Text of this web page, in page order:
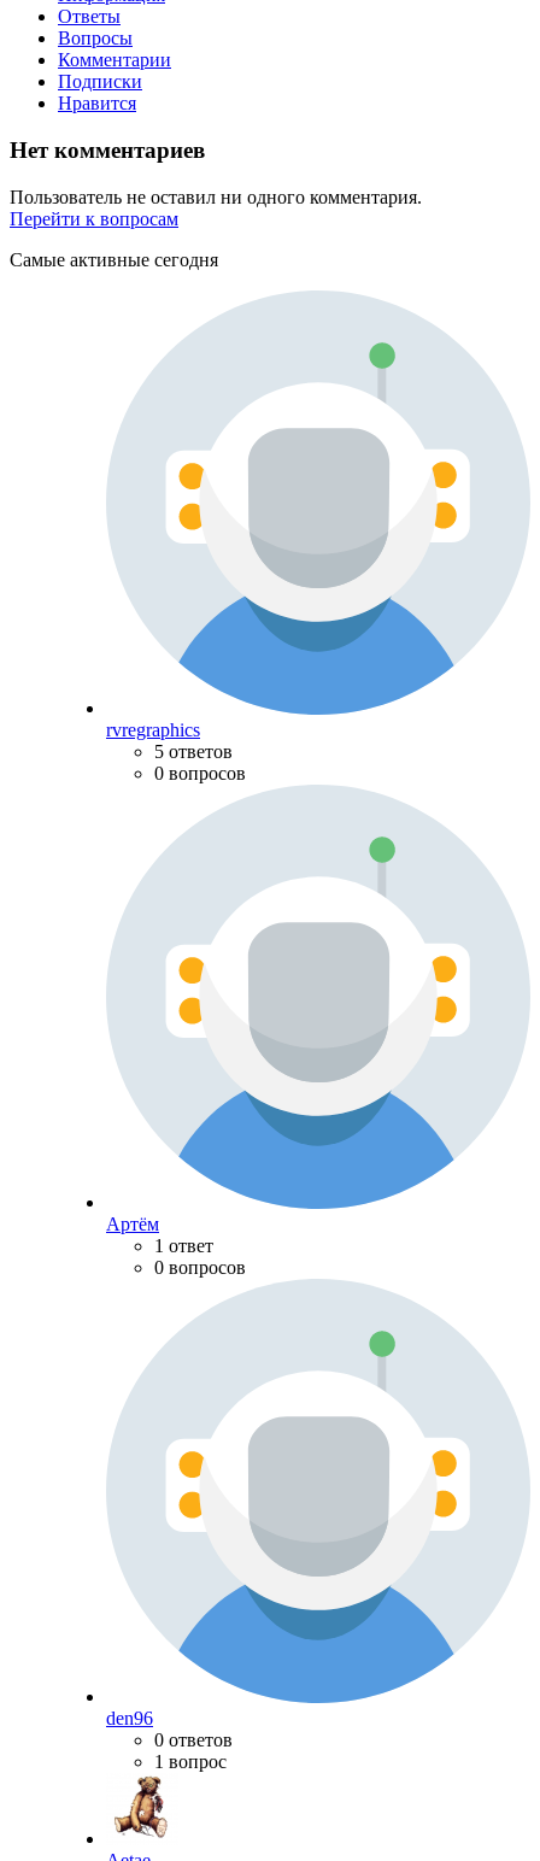
Ответы
Вопросы
Комментарии
Подписки
Нравится
Нет комментариев
Пользователь не оставил ни одного комментария.
Перейти к вопросам
Самые активные сегодня
rvregraphics
5 ответов
0 вопросов
Артём
1 ответ
0 вопросов
den96
0 ответов
1 вопрос